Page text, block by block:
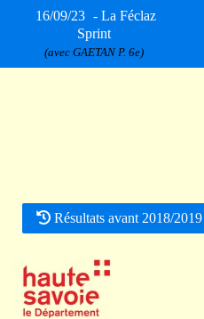
16/09/23 - La Féclaz
Sprint
(avec GAETAN P. 6e)
Résultats avant 2018/2019